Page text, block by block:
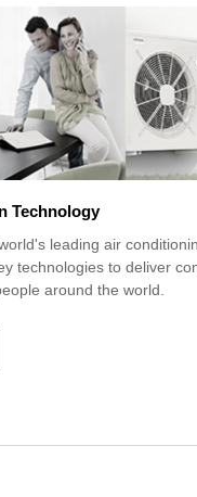
Technology
leading air
technologies to deliver
around the world.